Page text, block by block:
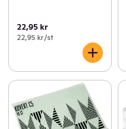
22,95 kr
22,95 kr /st